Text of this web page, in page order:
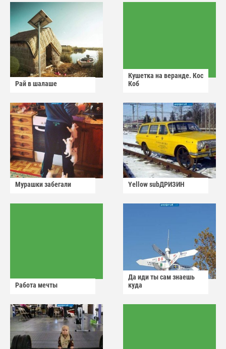
Рай в шалаше
Кушетка на веранде. Кос
Коб
Мурашки забегали Yellow subДРИЗИН
Работа мечты
Да иди ты сам знаешь
куда